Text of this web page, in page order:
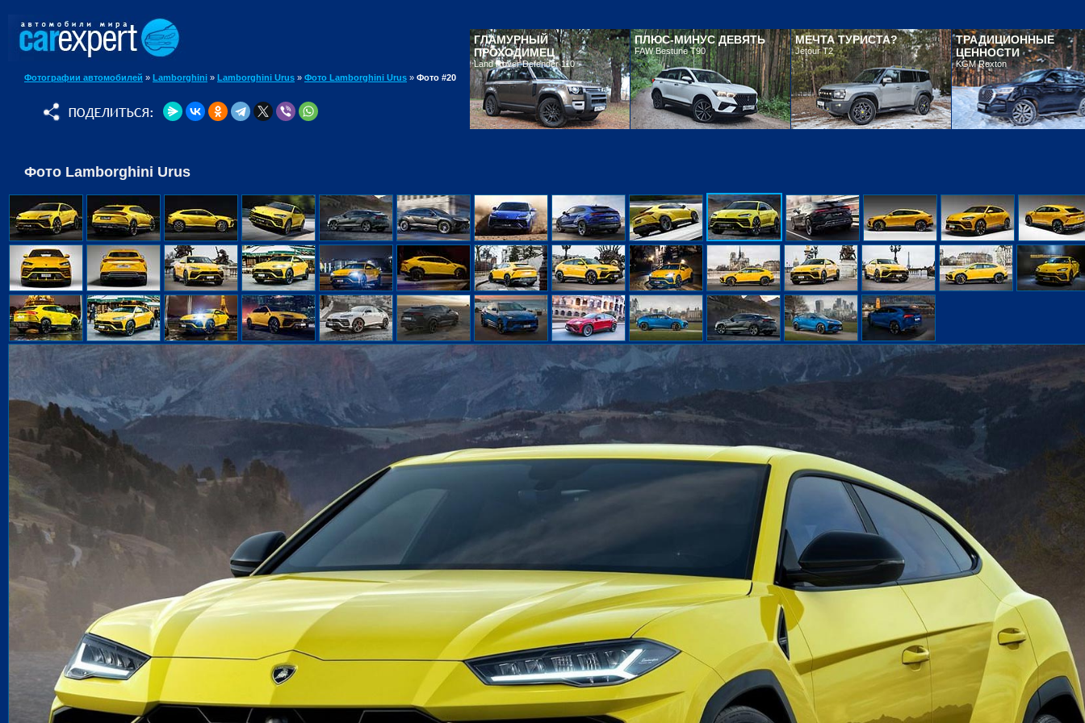
Фотографии автомобилей » Lamborghini » Lamborghini Urus » Фото Lamborghini Urus » Фото #20
ГЛАМУРНЫЙ
ПРОХОДИМЕЦ
Land Rover Defender 110
ПЛЮС-МИНУС ДЕВЯТЬ
FAW Bestune T90
МЕЧТА ТУРИСТА?
Jetour T2
ТРАДИЦИОННЫЕ
ЦЕННОСТИ
KGM Rexton
Фото Lamborghini Urus